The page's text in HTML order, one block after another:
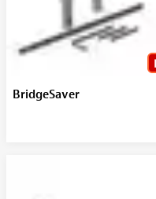
BridgeSaver